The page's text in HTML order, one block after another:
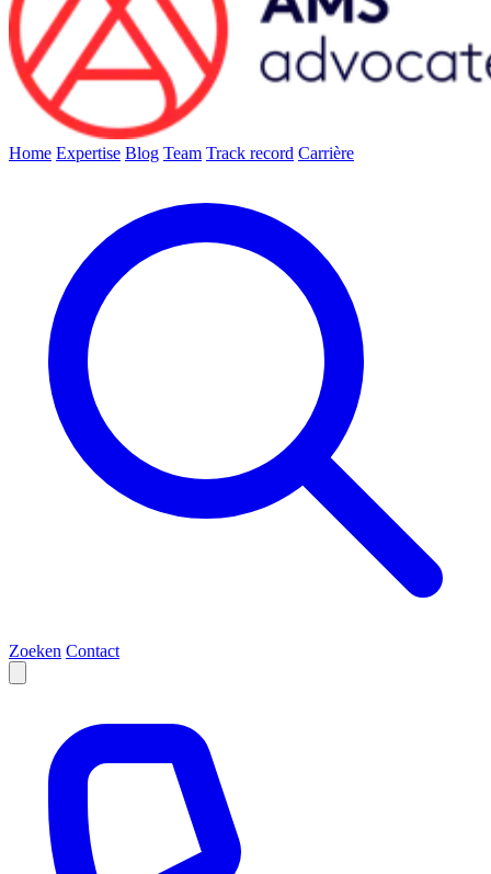
Home Expertise Blog Team Track record Carrière
Zoeken Contact